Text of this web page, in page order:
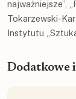
najważniejsze”,
Tokarzewski-
Instytutu
Dodatkowe